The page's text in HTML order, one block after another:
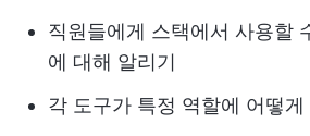
직원들에게 스택에서 사용할
에 대해 알리기
각 도구가 특정 역할에 어떻